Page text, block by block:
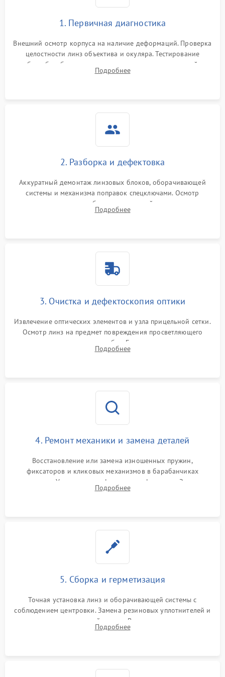
1. Первичная диагностика
Внешний осмотр корпуса на наличие деформаций. Проверка
целостности линз объектива и окуляра. Тестирование
работы барабанчиков ввода поправок, кольца отстройки
параллакса и зума. Выявление сколов, внутренних
Подробнее
2. Разборка и дефектовка
Аккуратный демонтаж линзовых блоков, оборачивающей
системы и механизма поправок спецключами. Осмотр
внутренних резьбовых соединений, пружин и
уплотнительных колец. Поиск причин люфта, смещения
Подробнее
3. Очистка и дефектоскопия оптики
Извлечение оптических элементов и узла прицельной сетки.
Осмотр линз на предмет повреждения просветляющего
покрытия или появления грибка. Бережная очистка стекол
спецрастворами. Проверка целостности гравированной
Подробнее
4. Ремонт механики и замена деталей
Восстановление или замена изношенных пружин,
фиксаторов и кликовых механизмов в барабанчиках
поправок. Устранение люфтов в трансфокаторе. Замена
поврежденных линз, разбитой сетки или восстановление
Подробнее
5. Сборка и герметизация
Точная установка линз и оборачивающей системы с
соблюдением центровки. Замена резиновых уплотнителей и
нанесение влагозащитной смазки. Вакуумирование корпуса
и заполнение его осушенным азотом или аргоном для
Подробнее